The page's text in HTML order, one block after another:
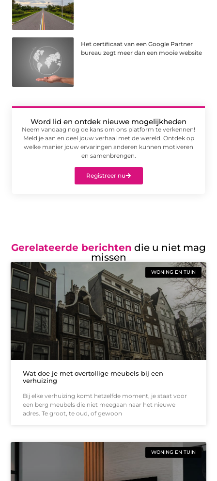
Het certificaat van een Google Partner
bureau zegt meer dan een mooie website
Word lid en ontdek nieuwe mogelijkheden
Neem vandaag nog de kans om ons platform te verkennen!
Meld je aan en deel jouw verhaal met de wereld. Ontdek op
welke manier jouw ervaringen anderen kunnen motiveren
en samenbrengen.
Registreer nu
Gerelateerde berichten die u niet mag
missen
WONING EN TUIN
Wat doe je met overtollige meubels bij een
verhuizing
Bij elke verhuizing komt hetzelfde moment, je staat voor
een berg meubels die niet meegaan naar het nieuwe
adres. Te groot, te oud, of gewoon
WONING EN TUIN